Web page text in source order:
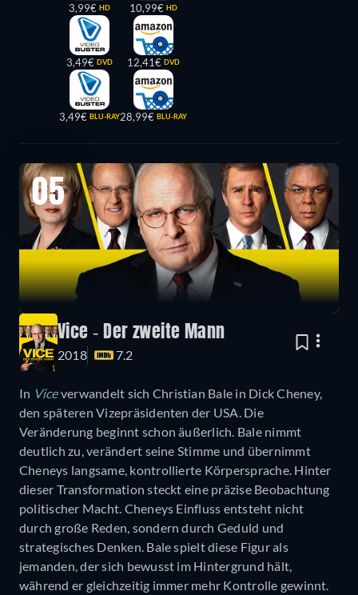
3,99€ HD
3,49€ DVD
3,49€ BLU-RAY
10,99€ HD
12,41€ DVD
28,99€ BLU-RAY
05
Vice - Der zweite Mann
2018 7.2
In Viceverwandelt sich Christian Bale in Dick Cheney,
den späteren Vizepräsidenten der USA. Die
Veränderung beginnt schon äußerlich. Bale nimmt
deutlich zu, verändert seine Stimme und übernimmt
Cheneys langsame, kontrollierte Körpersprache. Hinter
dieser Transformation steckt eine präzise Beobachtung
politischer Macht. Cheneys Einfluss entsteht nicht
durch große Reden, sondern durch Geduld und
strategisches Denken. Bale spielt diese Figur als
jemanden, der sich bewusst im Hintergrund hält,
während er gleichzeitig immer mehr Kontrolle gewinnt.